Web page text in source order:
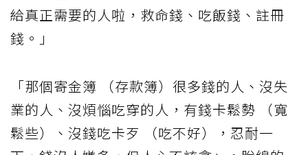
給真正需要的人啦，救命錢、吃飯錢、註冊
錢。」
「那個寄金簿 （存款簿）很多錢的人、沒失
業的人、沒煩惱吃穿的人，有錢卡鬆勢 （寬
鬆些）、沒錢吃卡歹 （吃不好），忍耐一